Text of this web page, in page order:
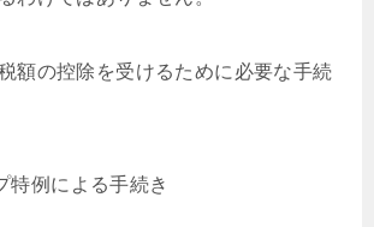
額の控除を受けるために必要な手続
特例による手続き